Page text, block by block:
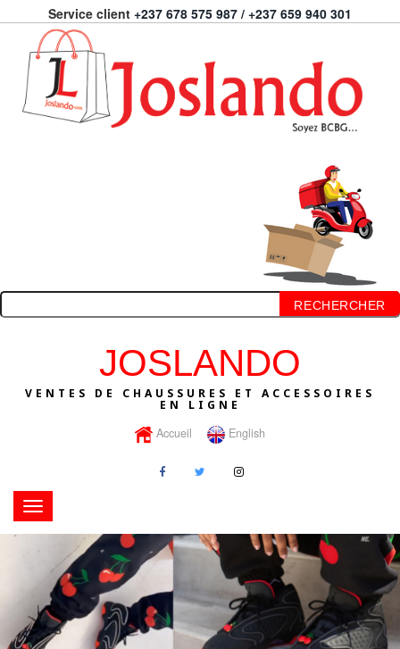
Service client +237 678 575 987 / +237 659 940 301
RECHERCHER
JOSLANDO
VENTES DE CHAUSSURES ET ACCESSOIRES
EN LIGNE
Accueil English
Toggle
navigation